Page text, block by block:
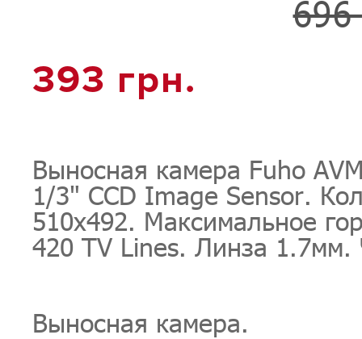
696
393 грн.
Выносная камера Fuho
1/3" CCD Image Sensor.
510х492. Максимальное
420 TV Lines. Линза 1.7мм.
Выносная камера.